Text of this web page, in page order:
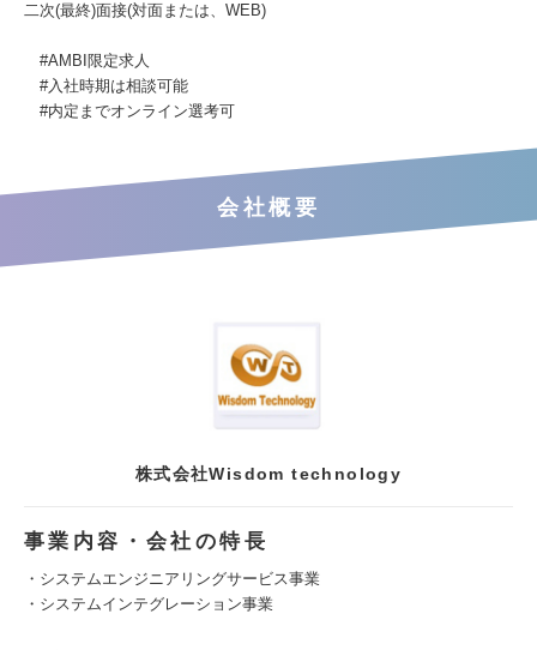
二次(最終)面接(対面または、WEB)
#AMBI限定求人
#入社時期は相談可能
#内定までオンライン選考可
会社概要
株式会社Wisdom technology
事業内容・会社の特長
・システムエンジニアリングサービス事業
・システムインテグレーション事業